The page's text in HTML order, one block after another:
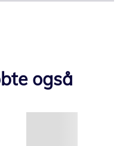
også